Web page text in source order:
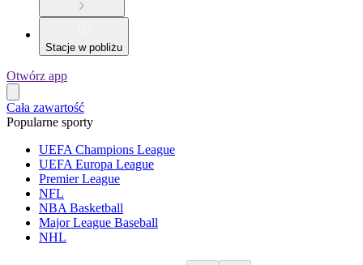
Stacje w pobliżu
Otwórz app
Cała zawartość
Popularne sporty
UEFA Champions League
UEFA Europa League
Premier League
NFL
NBA Basketball
Major League Baseball
NHL